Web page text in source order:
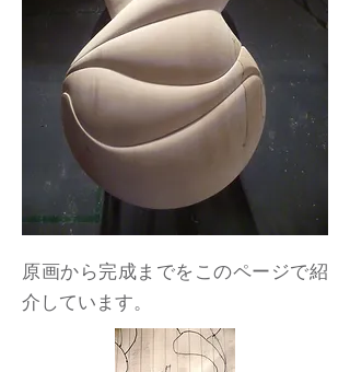
原画から完成までをこのページで紹
介しています。